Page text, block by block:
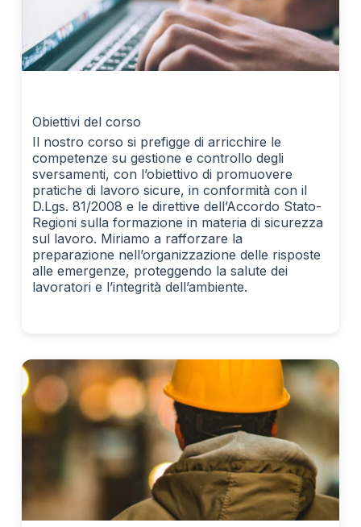
Obiettivi del corso
Il nostro corso si prefigge di arricchire le
competenze su gestione e controllo degli
sversamenti, con l’obiettivo di promuovere
pratiche di lavoro sicure, in conformità con il
D.Lgs. 81/2008 e le direttive dell’Accordo Stato-
Regioni sulla formazione in materia di sicurezza
sul lavoro. Miriamo a rafforzare la
preparazione nell’organizzazione delle risposte
alle emergenze, proteggendo la salute dei
lavoratori e l’integrità dell’ambiente.